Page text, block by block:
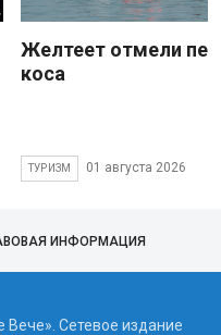
Желтеет отмели
коса
ТУРИЗМ 01 августа 2026
ИНФОРМАЦИЯ
Сетевое издание